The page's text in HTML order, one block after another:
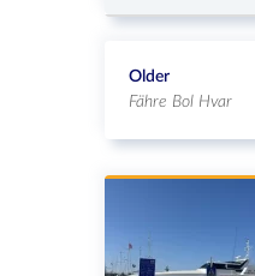
Older
Fähre Bol Hvar